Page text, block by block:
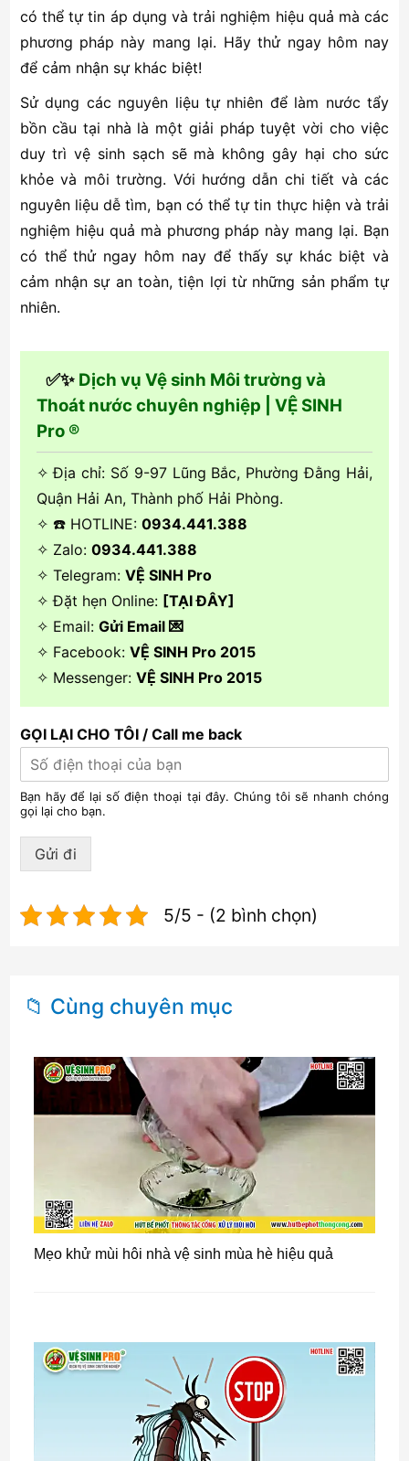
có thể tự tin áp dụng và trải nghiệm hiệu quả mà các
phương pháp này mang lại. Hãy thử ngay hôm nay
để cảm nhận sự khác biệt!
Sử dụng các nguyên liệu tự nhiên để làm nước tẩy
bồn cầu tại nhà là một giải pháp tuyệt vời cho việc
duy trì vệ sinh sạch sẽ mà không gây hại cho sức
khỏe và môi trường. Với hướng dẫn chi tiết và các
nguyên liệu dễ tìm, bạn có thể tự tin thực hiện và trải
nghiệm hiệu quả mà phương pháp này mang lại. Bạn
có thể thử ngay hôm nay để thấy sự khác biệt và
cảm nhận sự an toàn, tiện lợi từ những sản phẩm tự
nhiên.
✅✨ Dịch vụ Vệ sinh Môi trường và
Thoát nước chuyên nghiệp | VỆ SINH
Pro ®
✧ Địa chỉ: Số 9-97 Lũng Bắc, Phường Đằng Hải,
Quận Hải An, Thành phố Hải Phòng.
✧ ☎️ HOTLINE: 0934.441.388
✧ Zalo: 0934.441.388
✧ Telegram: VỆ SINH Pro
✧ Đặt hẹn Online: [TẠI ĐÂY]
✧ Email: Gửi Email 💌
✧ Facebook: VỆ SINH Pro 2015
✧ Messenger: VỆ SINH Pro 2015
GỌI LẠI CHO TÔI / Call me back
Bạn hãy để lại số điện thoại tại đây. Chúng tôi sẽ nhanh chóng
gọi lại cho bạn.
Gửi đi
5/5 - (2 bình chọn)
📁 Cùng chuyên mục
Mẹo khử mùi hôi nhà vệ sinh mùa hè hiệu quả